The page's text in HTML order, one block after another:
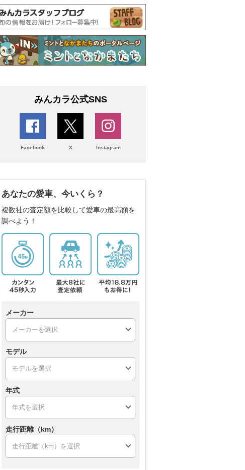
みんカラ公式SNS
Facebook X Instagram
あなたの愛車、今いくら？
複数社の査定額を比較して愛車の最高額を
調べよう！
メーカー
モデル
年式
走行距離（km）